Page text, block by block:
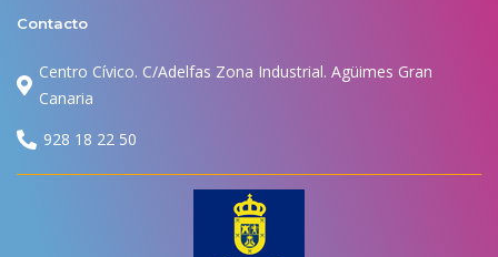
Contacto
Centro Cívico. C/Adelfas Zona Industrial. Agüimes Gran
Canaria
928 18 22 50